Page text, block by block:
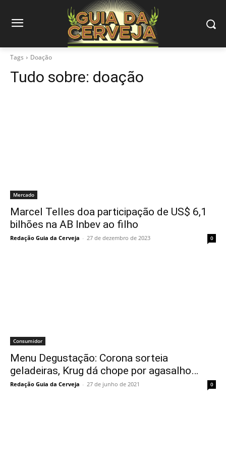
Tags Doação
Tudo sobre: doação
Mercado
Marcel Telles doa participação de US$ 6,1
bilhões na AB Inbev ao filho
Redação Guia da Cerveja - 27 de dezembro de 2023 0
Consumidor
Menu Degustação: Corona sorteia
geladeiras, Krug dá chope por agasalho…
Redação Guia da Cerveja - 27 de junho de 2021 0